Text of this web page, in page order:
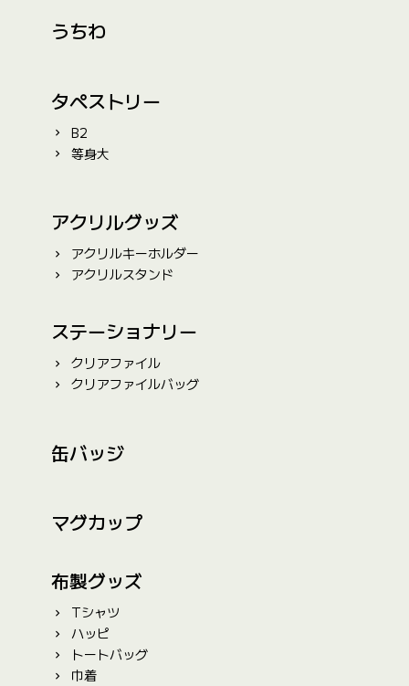
うちわ
タペストリー
B2
等身大
アクリルグッズ
アクリルキーホルダー
アクリルスタンド
ステーショナリー
クリアファイル
クリアファイルバッグ
缶バッジ
マグカップ
布製グッズ
Tシャツ
ハッピ
トートバッグ
巾着